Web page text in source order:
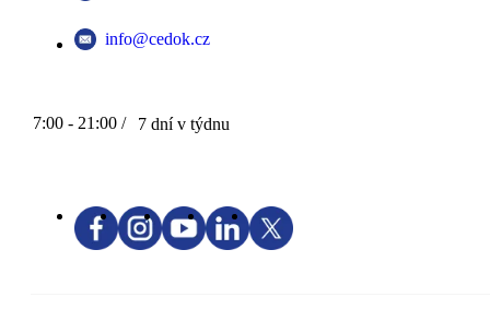
info@cedok.cz
7:00 - 21:00 / 7 dní v týdnu